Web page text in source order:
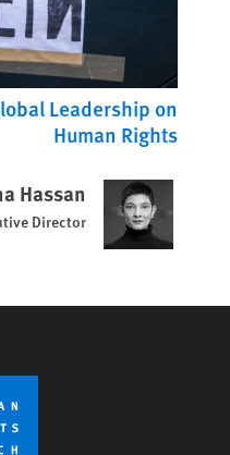
Leadership on
Human Rights
Hassan
Director